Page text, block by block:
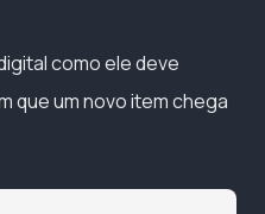
como ele deve
que um novo item chega